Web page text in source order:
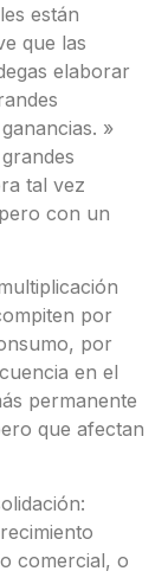
están
que las
elaborar
»
tal vez
con un
por
por
en el
permanente
que afectan
comercial, o